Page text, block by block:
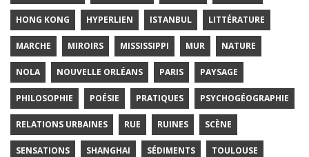
HONG KONG HYPERLIEN ISTANBUL LITTÉRATURE
MARCHE MIROIRS MISSISSIPPI MUR NATURE
NOLA NOUVELLE ORLÉANS PARIS PAYSAGE
PHILOSOPHIE POÉSIE PRATIQUES PSYCHOGÉOGRAPHIE
RELATIONS URBAINES RUE RUINES SCÈNE
SENSATIONS SHANGHAI SÉDIMENTS TOULOUSE